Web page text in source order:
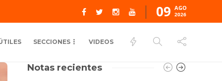
09 AGO
2026
SECCIONES VIDEOS
Notas recientes